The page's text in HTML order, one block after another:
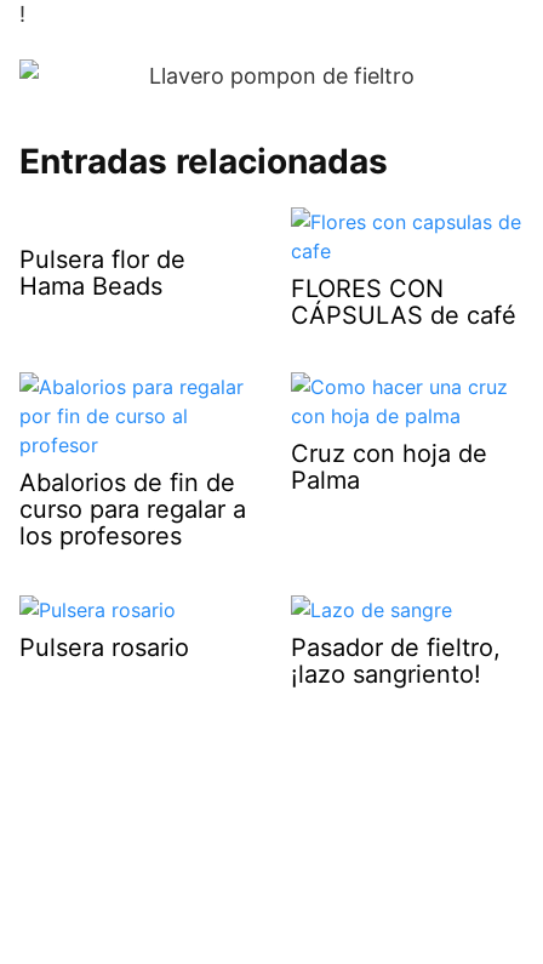
!
Entradas relacionadas
Pulsera flor de
Hama Beads
FLORES CON
CÁPSULAS de café
Abalorios de fin de
curso para regalar a
los profesores
Cruz con hoja de
Palma
Pulsera rosario
Pasador de fieltro,
¡lazo sangriento!